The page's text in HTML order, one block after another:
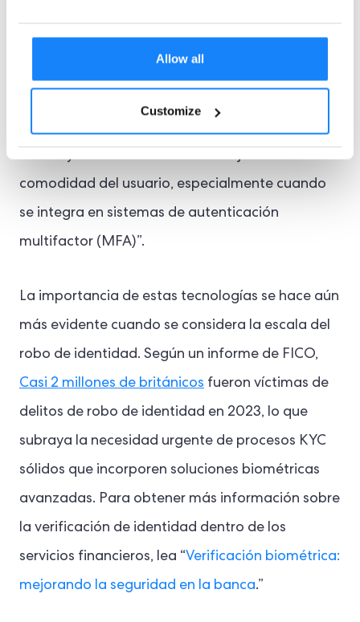
Allow all
Customize
Brilliance Security, “las tecnologías biométricas
comodidad del usuario, especialmente cuando
se integra en sistemas de autenticación
multifactor (MFA)”.
La importancia de estas tecnologías se hace aún
más evidente cuando se considera la escala del
robo de identidad. Según un informe de FICO,
Casi 2 millones de británicos fueron víctimas de
delitos de robo de identidad en 2023, lo que
subraya la necesidad urgente de procesos KYC
sólidos que incorporen soluciones biométricas
avanzadas. Para obtener más información sobre
la verificación de identidad dentro de los
servicios financieros, lea “Verificación biométrica:
mejorando la seguridad en la banca.”